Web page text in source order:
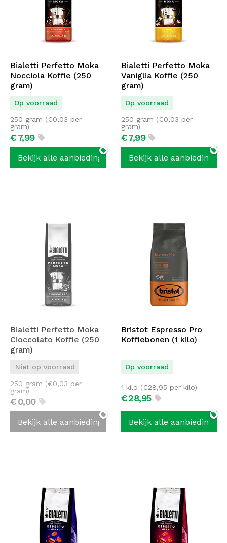
Bialetti Perfetto Moka
Nocciola Koffie (250
gram)
Op voorraad
€7,99
250 gram (€0,03 per
gram)
Bekijk alle aanbiedingen
Bialetti Perfetto Moka
Vaniglia Koffie (250
gram)
Op voorraad
€7,99
250 gram (€0,03 per
gram)
Bekijk alle aanbiedingen
Bialetti Perfetto Moka
Cioccolato Koffie (250
gram)
Niet op voorraad
€0,00
250 gram (€0,03 per
gram)
Bekijk alle aanbiedingen
Bristot Espresso Pro
Koffiebonen (1 kilo)
Op voorraad
€28,95
1 kilo (€28,95 per kilo)
Bekijk alle aanbiedingen